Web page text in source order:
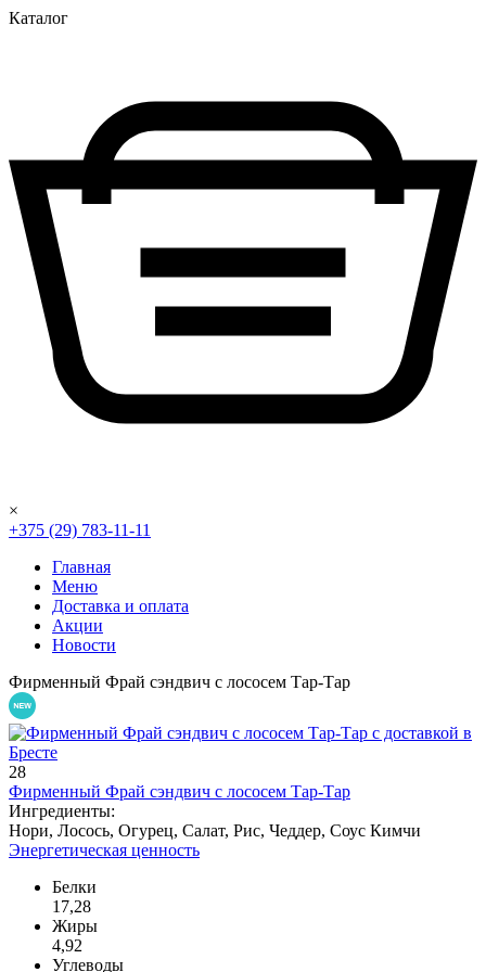
Каталог
×
+375 (29) 783-11-11
Главная
Меню
Доставка и оплата
Акции
Новости
Фирменный Фрай сэндвич с лососем Тар-Тар
28
Фирменный Фрай сэндвич с лососем Тар-Тар
Ингредиенты:
Нори, Лосось, Огурец, Салат, Рис, Чеддер, Соус Кимчи
Энергетическая ценность
Белки
17,28
Жиры
4,92
Углеводы